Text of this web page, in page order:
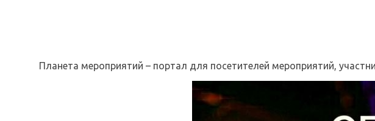
Планета мероприятий – портал для посетителей мероприятий,